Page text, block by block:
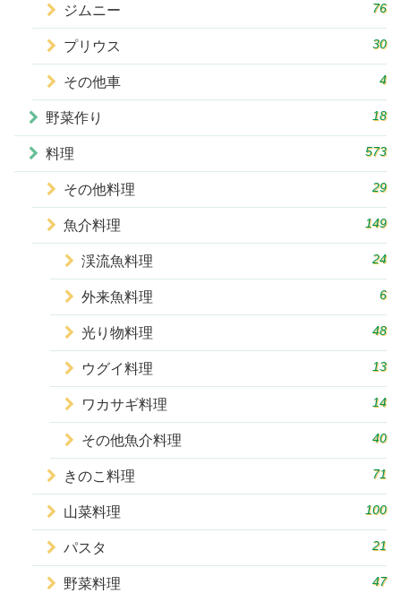
ジムニー 76
プリウス 30
その他車 4
野菜作り 18
料理 573
その他料理 29
魚介料理 149
渓流魚料理 24
外来魚料理 6
光り物料理 48
ウグイ料理 13
ワカサギ料理 14
その他魚介料理 40
きのこ料理 71
山菜料理 100
パスタ 21
野菜料理 47